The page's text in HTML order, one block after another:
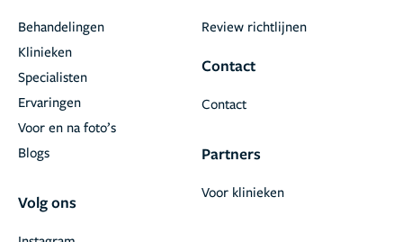
Behandelingen
Klinieken
Specialisten
Ervaringen
Voor en na foto’s
Blogs
Volg ons
Review richtlijnen
Contact
Contact
Partners
Voor klinieken